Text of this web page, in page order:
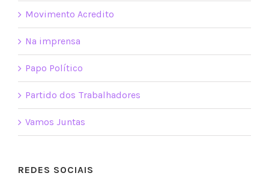
Movimento Acredito
Na imprensa
Papo Político
Partido dos Trabalhadores
Vamos Juntas
REDES SOCIAIS